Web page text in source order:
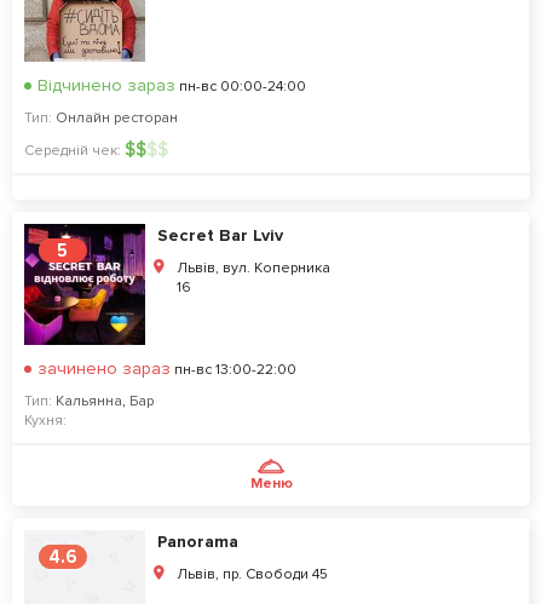
Відчинено зараз пн-вс 00:00-24:00
Тип: Онлайн ресторан
Середній чек: $$$$
5
Secret Bar Lviv
Львів, вул. Коперника
16
зачинено зараз пн-вс 13:00-22:00
Тип: Кальянна, Бар
Кухня:
Меню
4.6
Panorama
Львів, пр. Свободи 45